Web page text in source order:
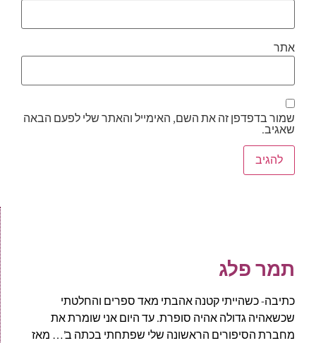
תמר פלג
כתיבה- כשהייתי קטנה אהבתי מאד ספרים והחלטתי
שכשאהיה גדולה אהיה סופרת. עד היום אני שומרת את
מחברת הסיפורים הראשונה שלי שפתחתי בכתה ב'… מאז
אתר
שמור בדפדפן זה את השם, האימייל והאתר שלי לפעם הבאה
שאגיב.